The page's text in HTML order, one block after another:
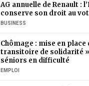
AG annuelle de Renault :
conserve son droit au
BUSINESS
Chômage : mise en place
transitoire de solidarité
séniors en difficulté
EMPLOI